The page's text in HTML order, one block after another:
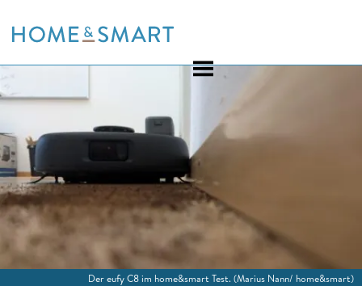
to
Der eufy C8 im home&smart Test.(Marius Nann/ home&smart)